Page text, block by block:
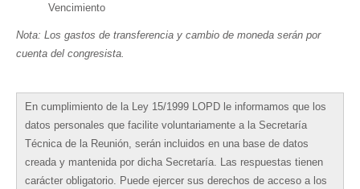
Vencimiento
Nota: Los gastos de transferencia y cambio de moneda serán por
cuenta del congresista.
En cumplimiento de la Ley 15/1999 LOPD le informamos que los
datos personales que facilite voluntariamente a la Secretaría
Técnica de la Reunión, serán incluidos en una base de datos
creada y mantenida por dicha Secretaría. Las respuestas tienen
carácter obligatorio. Puede ejercer sus derechos de acceso a los